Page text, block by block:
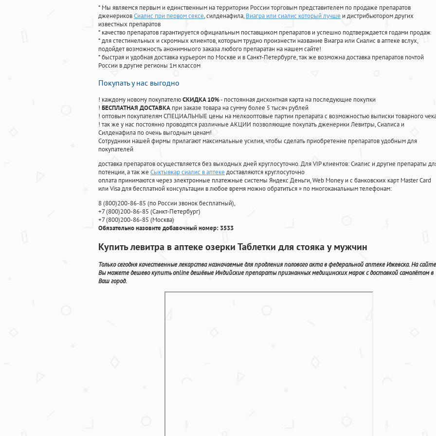
* Мы являемся первым и единственным на территории России торговым представителем по продаже препаратов
дженериковСиалис при первом сексе, силденафила, Виагра или сиалис который лучше и дистрибьютором других
известных препаратов
* качество препаратов гарантируется официальным поставщиком препаратов и успешно подтверждается годами продаж
* для стестинельных и скромных клиентов, которым трудно произнести название Виагра или Сиалис в аптеке вслух,
подойдет возможность анонимныого заказа любого препаратан на нашем сайте!
* быстрая и удобная доставка курьером по Москве и в Санкт-Петербурге, так же возможна доставка препаратов почтой
России в другие регионы 1м классом
Покупать у нас выгодно
! каждому новому покупателюСКИДКА 10%- постоянная дисконтная карта на последующие покупки
! БЕСПЛАТНАЯ ДОСТАВКА при заказе товара на сумму более 5 тысяч рублей
! оптовым покупателям СПЕЦИАЛЬНЫЕ цены на мелкооптовые партии препарата с возможностью выписки товарного
! так же у нас постоянно проводятся различные АКЦИИ позволяющие покупать дженерики Левитры, Сиалиса и
Силденафила по очень выгодным ценам!
Cотрудники нашей фирмы прилагают максимальные усилия, чтобы сделать приобретение препаратов удобным для
покупателей
доставка препаратов осуществляется без выходных дней круглосуточно. Для VIP клиентов: Сиалис и другие препараты
потенции, а так же Сыктывкар сиалис в аптеке доставляются круглосуточно
оплата принимаются через электронные платежные системы Яндекс Деньги, Web Money и с банковских карт Master Card
или Visa для бесплатной консультации в любое время можно обратиться» по многоканальным телефонам:
8(800)200-86-85 (по России звонок бесплатный),
+7(800)200-86-85 (Санкт-Петербург)
+7(800)200-86-85 (Москва)
Обязательно назовите добавочный номер: 3533
Купить левитра в аптеке озерки Таблетки для стояка у мужчин
Только сегодня качественные лекарства назначаемые для продления полового акта в федеральной аптеке Ижевска. На сайте
Вы можете дешево купить online дешёвые Индийские препараты признанных медицинских марок с доставкой самолётом в
Ваш город.